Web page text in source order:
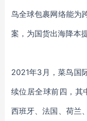
鸟全球包裹网络能为
案，为国货出海降本
2021年3月，菜鸟国
续位居全球前四，其
西班牙、法国、荷兰